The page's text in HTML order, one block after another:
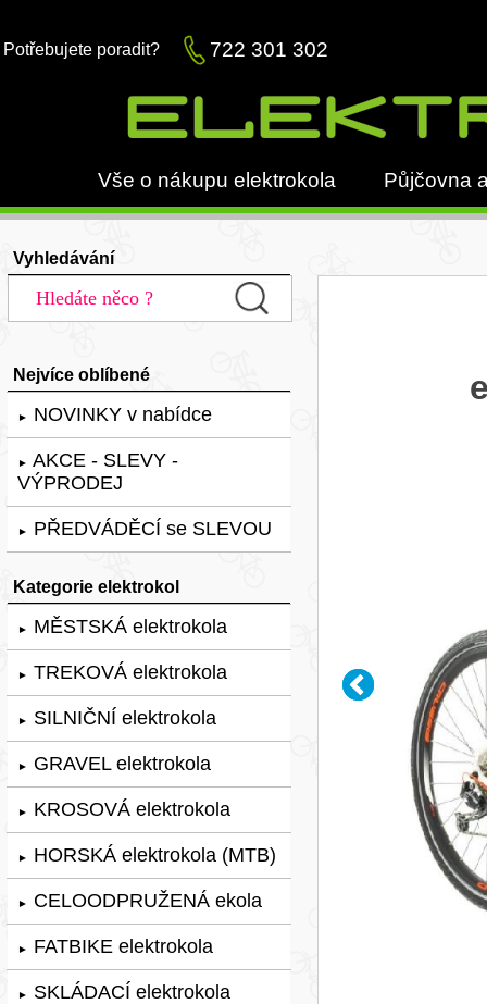
Potřebujete poradit? 722 301 302
Vše o nákupu elektrokola Půjčovna
Vyhledávání
Nejvíce oblíbené
► NOVINKY v nabídce
► AKCE - SLEVY -
VÝPRODEJ
► PŘEDVÁDĚCÍ se SLEVOU
Kategorie elektrokol
► MĚSTSKÁ elektrokola
► TREKOVÁ elektrokola
► SILNIČNÍ elektrokola
► GRAVEL elektrokola
► KROSOVÁ elektrokola
► HORSKÁ elektrokola (MTB)
► CELOODPRUŽENÁ ekola
► FATBIKE elektrokola
► SKLÁDACÍ elektrokola